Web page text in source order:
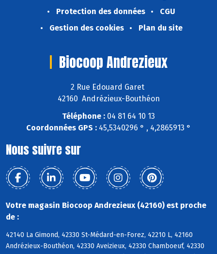
Protection des données
CGU
Gestion des cookies
Plan du site
Biocoop Andrezieux
2 Rue Edouard Garet
42160 Andrézieux-Bouthéon
Téléphone : 04 81 64 10 13
Coordonnées GPS : 45,5340296 ° , 4,2865913 °
Nous suivre sur
Votre magasin Biocoop Andrezieux (42160) est proche
de :
42140 La Gimond, 42330 St-Médard-en-Forez, 42210 L, 42160
Andrézieux-Bouthéon, 42330 Aveizieux, 42330 Chamboeuf, 42330